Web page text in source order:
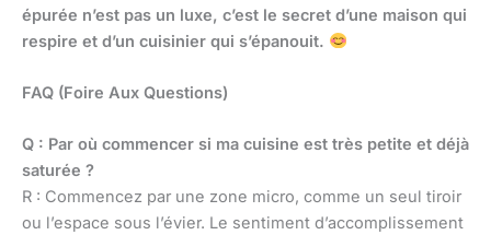
épurée n’est pas un luxe, c’est le secret d’une maison qui
respire et d’un cuisinier qui s’épanouit.
FAQ (Foire Aux Questions)
Q : Par où commencer si ma cuisine est très petite et déjà
saturée ?
R : Commencez par une zone micro, comme un seul tiroir
ou l’espace sous l’évier. Le sentiment d’accomplissement